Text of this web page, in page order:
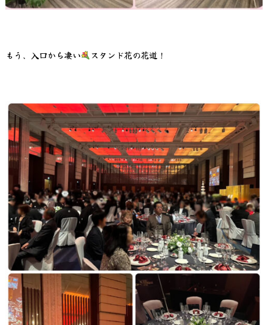
もう、入口から凄い スタンド花の花道！